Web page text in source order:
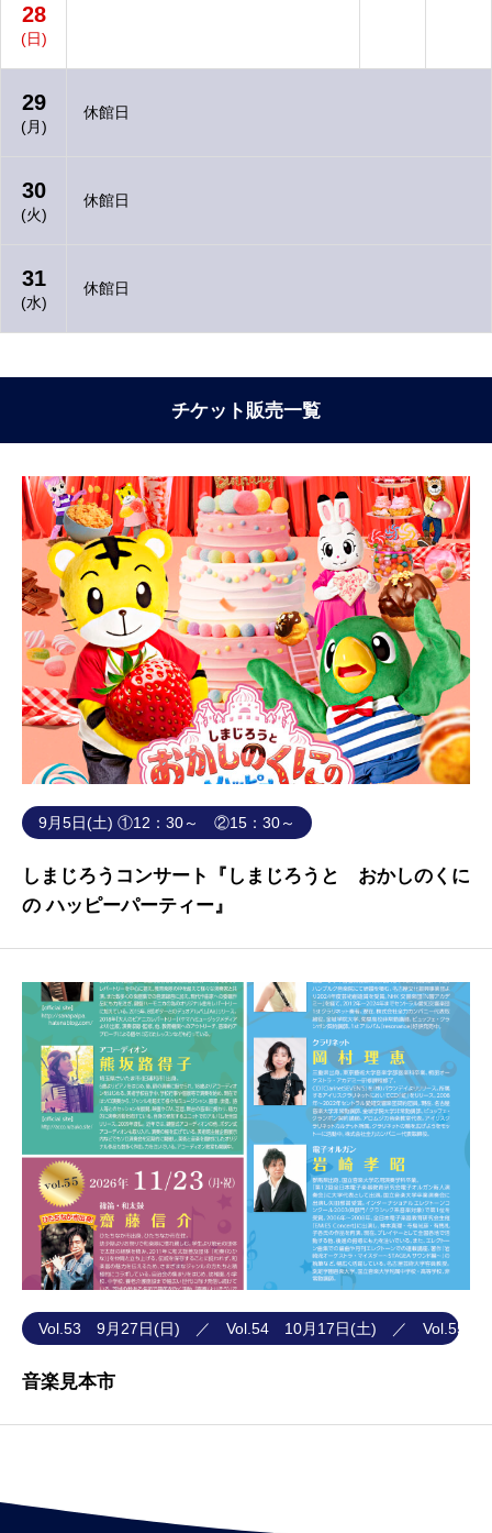
28
(日)
29
(月)
休館日
30
(火)
休館日
31
(水)
休館日
チケット販売一覧
9月5日(土) ①12：30～ ②15：30～
しまじろうコンサート『しまじろうと おかしのくに
の ハッピーパーティー』
Vol.53 9月27日(日) ／ Vol.54 10月17日(土) ／ Vol.55 11
音楽見本市